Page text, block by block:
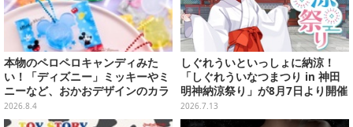
本物のペロペロキャンディみた
い！「ディズニー」ミッキーやミ
ニーなど、おかおデザインのカラ
フルチャーム全10種が8月31日発
売
2026.8.4
しぐれういといっしょに納涼！
「しぐれういなつまつり in 神田
明神納涼祭り」が8月7日より開催
決定
2026.7.13